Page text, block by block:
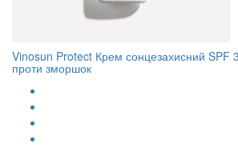
Vinosun Protect Крем сонцезахисний SPF
проти зморшок